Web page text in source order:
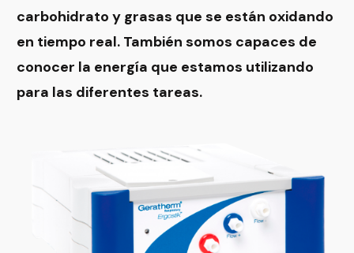
carbohidrato y grasas que se están oxidando
en tiempo real. También somos capaces de
conocer la energía que estamos utilizando
para las diferentes tareas.